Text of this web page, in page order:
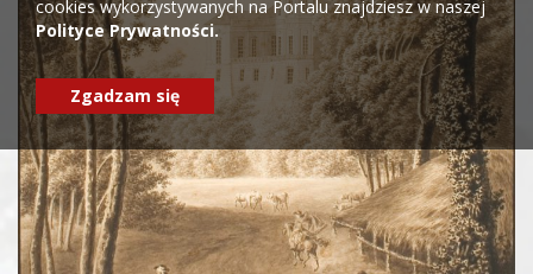
cookies wykorzystywanych na Portalu znajdziesz w naszej
Polityce Prywatności.
Zgadzam się